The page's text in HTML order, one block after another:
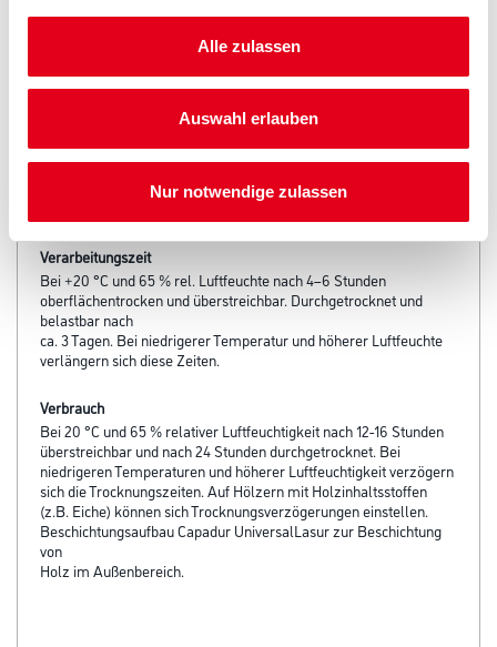
Alle zulassen
Auswahl erlauben
Nur notwendige zulassen
PRODUKTEIGENSCHAFTEN
Verarbeitungstemp./Luftfeuchte
Kühl. Gebinde dicht verschlossen halten.
Verarbeitungszeit
Bei +20 °C und 65 % rel. Luftfeuchte nach 4–6 Stunden
oberflächentrocken und überstreichbar. Durchgetrocknet und
belastbar nach
ca. 3 Tagen. Bei niedrigerer Temperatur und höherer Luftfeuchte
verlängern sich diese Zeiten.
Verbrauch
Bei 20 °C und 65 % relativer Luftfeuchtigkeit nach 12-16 Stunden
überstreichbar und nach 24 Stunden durchgetrocknet. Bei
niedrigeren Temperaturen und höherer Luftfeuchtigkeit verzögern
sich die Trocknungszeiten. Auf Hölzern mit Holzinhaltsstoffen
(z.B. Eiche) können sich Trocknungsverzögerungen einstellen.
Beschichtungsaufbau Capadur UniversalLasur zur Beschichtung
von
Holz im Außenbereich.